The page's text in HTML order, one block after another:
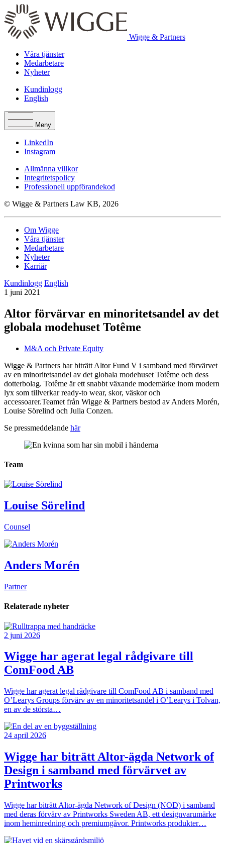
Wigge & Partners
Våra tjänster
Medarbetare
Nyheter
Kundinlogg
English
Meny
LinkedIn
Instagram
Allmänna villkor
Integritetspolicy
Professionell uppförandekod
© Wigge & Partners Law KB, 2026
Om Wigge
Våra tjänster
Medarbetare
Nyheter
Karriär
Kundinlogg English
1 juni 2021
Altor förvärvar en minoritetsandel av det
globala modehuset Totême
M&A och Private Equity
Wigge & Partners har biträtt Altor Fund V i samband med förvärvet
av en minoritetsandel av det globala modehuset Totême och dess
dotterbolag. Totême är ett snabbt växande modemärke inom modern
lyx som tillverkar ready-to wear, skor, väskor och
accessoarer.Teamet från Wigge & Partners bestod av Anders Morén,
Louise Sörelind och Julia Conzen.
Se pressmeddelande här
Team
Louise Sörelind
Counsel
Anders Morén
Partner
Relaterade nyheter
2 juni 2026
Wigge har agerat legal rådgivare till
ComFood AB
Wigge har agerat legal rådgivare till ComFood AB i samband med
O’Learys Groups förvärv av en minoritetsandel i O’Learys i Tolvan,
en av de största…
24 april 2026
Wigge har biträtt Altor-ägda Network of
Design i samband med förvärvet av
Printworks
Wigge har biträtt Altor-ägda Network of Design (NOD) i samband
med deras förvärv av Printworks Sweden AB, ett designvarumärke
inom heminredning och premiumgåvor. Printworks produkter…